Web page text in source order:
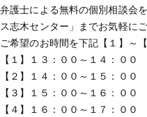
弁護士による無料の個別相談会
ス志木センター」までお気軽にご
ご希望のお時間を下記【１
【１】１３：００～１４：００
【２】１４：００～１５：００
【３】１５：００～１６：００
【４】１６：００～１７：００